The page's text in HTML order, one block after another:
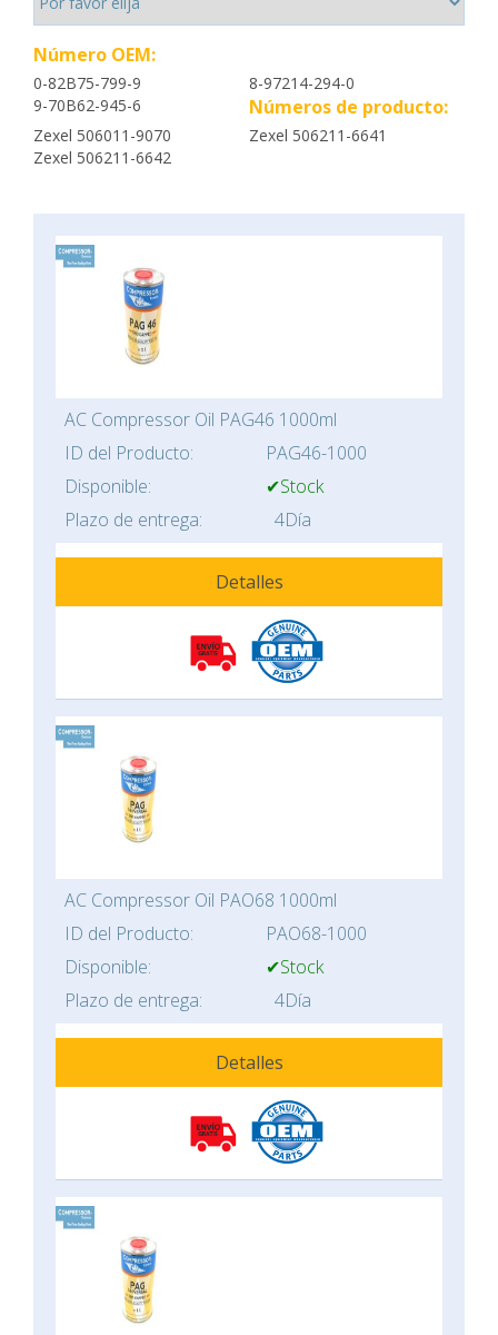
Número OEM:
0-82B75-799-9
8-97214-294-0
9-70B62-945-6
Números de producto:
Zexel 506011-9070
Zexel 506211-6641
Zexel 506211-6642
AC Compressor Oil PAG46 1000ml
ID del Producto:
PAG46-1000
Disponible:
✔Stock
Plazo de entrega:
4Día
Detalles
AC Compressor Oil PAO68 1000ml
ID del Producto:
PAO68-1000
Disponible:
✔Stock
Plazo de entrega:
4Día
Detalles